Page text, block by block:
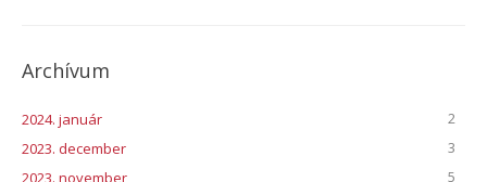
Archívum
2024. január
2
2023. december
3
2023. november
5